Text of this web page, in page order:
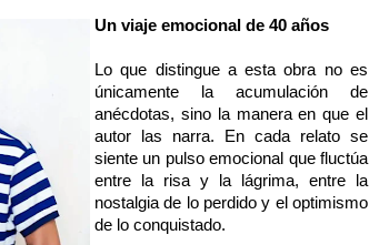
Un viaje emocional de 40 años
Lo que distingue a esta obra no es
únicamente la acumulación de
anécdotas, sino la manera en que el
autor las narra. En cada relato se
siente un pulso emocional que fluctúa
entre la risa y la lágrima, entre la
nostalgia de lo perdido y el optimismo
de lo conquistado.